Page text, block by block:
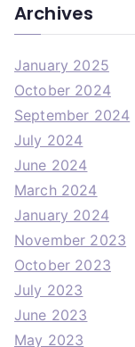
Archives
January 2025
October 2024
September 2024
July 2024
June 2024
March 2024
January 2024
November 2023
October 2023
July 2023
June 2023
May 2023